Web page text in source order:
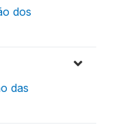
dos
das